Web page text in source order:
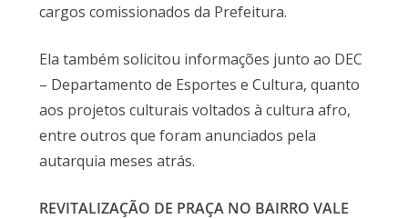
cargos comissionados da Prefeitura.
Ela também solicitou informações junto ao DEC
– Departamento de Esportes e Cultura, quanto
aos projetos culturais voltados à cultura afro,
entre outros que foram anunciados pela
autarquia meses atrás.
REVITALIZAÇÃO DE PRAÇA NO BAIRRO VALE